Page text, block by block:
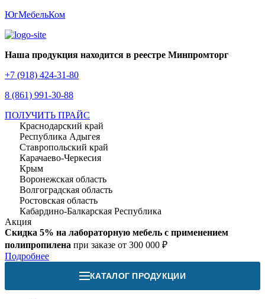
ЮгМебельКом
Наша продукция находится в реестре Минпромторг
+7 (918) 424-31-80
8 (861) 991-30-88
ПОЛУЧИТЬ ПРАЙС
Краснодарский край
Республика Адыгея
Ставропольский край
Карачаево-Черкесия
Крым
Воронежская область
Волгоградская область
Ростовская область
Кабардино-Балкарская Республика
Акция
Скидка 5% на лабораторную мебель с применением
полипропилена при заказе от 300 000 ₽
Подробнее
КАТАЛОГ ПРОДУКЦИИ